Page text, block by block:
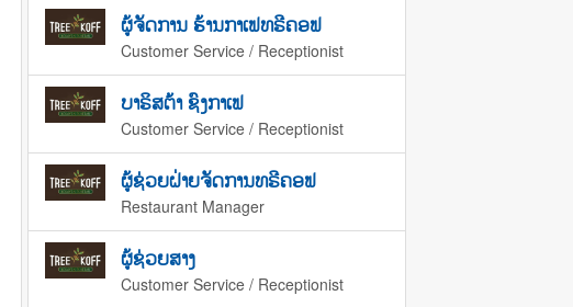
ຜູ້ຈັດການ ຮ້ານກາເຟທຣີຄອຟ
Customer Service / Receptionist
ບາຣິສຕ້າ ຊົງກາເຟ
Customer Service / Receptionist
ຜູ້ຊ່ວຍຝ່າຍຈັດການທຣີຄອຟ
Restaurant Manager
ຜູ້ຊ່ວຍສາງ
Customer Service / Receptionist